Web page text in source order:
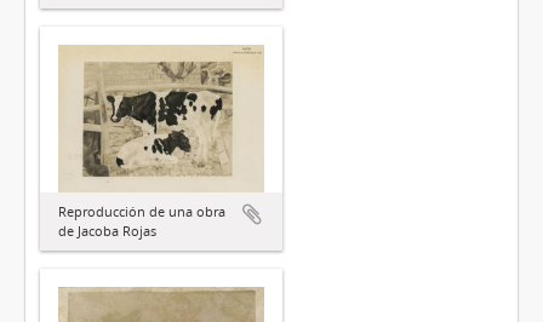
Reproducción de una obra
de Jacoba Rojas